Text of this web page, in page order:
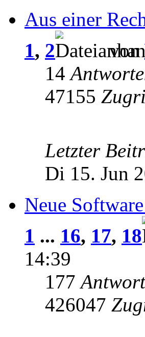
Aus einer
1, 2 von
14
47155
Letzter
Di 15. Jun
Neue
1 ... 16, 17, 18
14:39
177
426047